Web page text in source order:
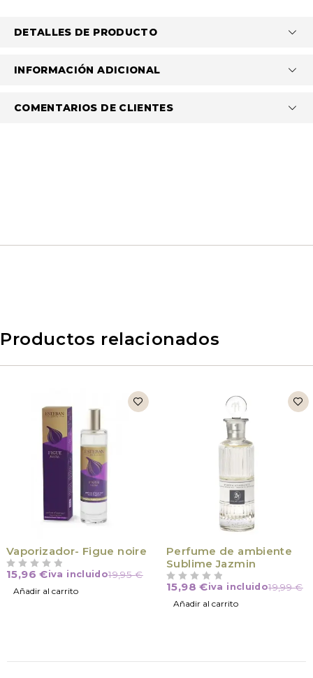
DETALLES DE PRODUCTO
INFORMACIÓN ADICIONAL
COMENTARIOS DE CLIENTES
Productos relacionados
Vaporizador- Figue noire
19,95€
15,96€iva incluido
Añadir al carrito
Perfume de ambiente
Sublime Jazmin
19,99€
15,98€iva incluido
Añadir al carrito